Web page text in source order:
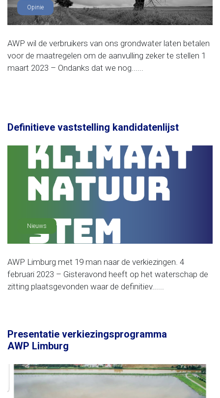
Opinie
AWP wil de verbruikers van ons grondwater laten betalen
voor de maatregelen om de aanvulling zeker te stellen 1
maart 2023 – Ondanks dat we nog......
Definitieve vaststelling kandidatenlijst
Nieuws
AWP Limburg met 19 man naar de verkiezingen. 4
februari 2023 – Gisteravond heeft op het waterschap de
zitting plaatsgevonden waar de definitiev......
Presentatie verkiezingsprogramma
AWP Limburg